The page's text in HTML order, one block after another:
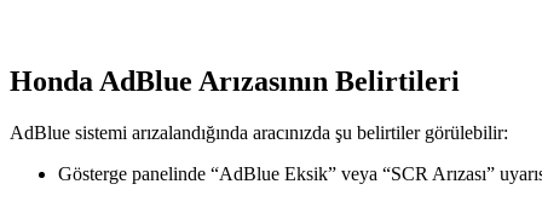
Honda AdBlue Arızasının Belirtileri
AdBlue sistemi arızalandığında aracınızda şu belirtiler görülebilir:
Gösterge panelinde “AdBlue Eksik” veya “SCR Arızası”